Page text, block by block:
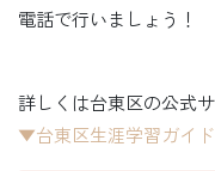
電話で行いましょう！
詳しくは台東区の公式
▼台東区生涯学習ガイ